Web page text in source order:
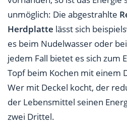
unmöglich: Die abgestrahlte
Herdplatte lässt sich
es beim Nudelwasser oder
jedem Fall bietet es sich zum
Topf beim Kochen mit einem
Wer mit Deckel kocht, der
der Lebensmittel seinen
zwei Drittel.